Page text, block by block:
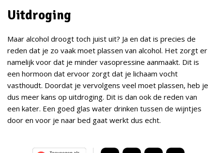
Uitdroging
Maar alcohol droogt toch juist uit? Ja en dat is precies de
reden dat je zo vaak moet plassen van alcohol. Het zorgt er
namelijk voor dat je minder vasopressine aanmaakt. Dit is
een hormoon dat ervoor zorgt dat je lichaam vocht
vasthoudt. Doordat je vervolgens veel moet plassen, heb je
dus meer kans op uitdroging. Dit is dan ook de reden van
een kater. Een goed glas water drinken tussen de wijntjes
door en voor je naar bed gaat werkt dus echt.